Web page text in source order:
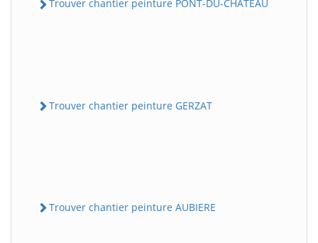
Trouver chantier peinture PONT-DU-CHATEAU
Trouver chantier peinture GERZAT
Trouver chantier peinture AUBIERE